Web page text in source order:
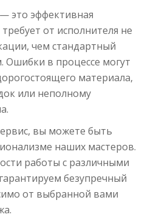
это эффективная
от исполнителя не
чем стандартный
Ошибки в процессе могут
материала,
или неполному
вы можете быть
наших мастеров.
работы с различными
безупречный
от выбранной вами